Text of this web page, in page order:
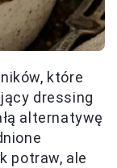
które
dressing
alternatywę
potraw, ale